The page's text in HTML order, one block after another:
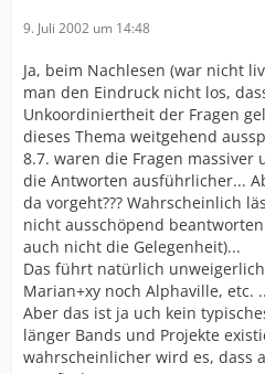
9. Juli 2002 um 14:48
Ja, beim Nachlesen (war nicht
man den Eindruck nicht los,
Unkoordiniertheit der Fragen
dieses Thema weitgehend
8.7. waren die Fragen
die Antworten ausführlicher...
da vorgeht??? Wahrscheinlich
nicht ausschöpend
auch nicht die Gelegenheit)...
Das führt natürlich
Marian+xy noch Alphaville, etc.
Aber das ist ja uch kein
länger Bands und Projekte
wahrscheinlicher wird es, dass